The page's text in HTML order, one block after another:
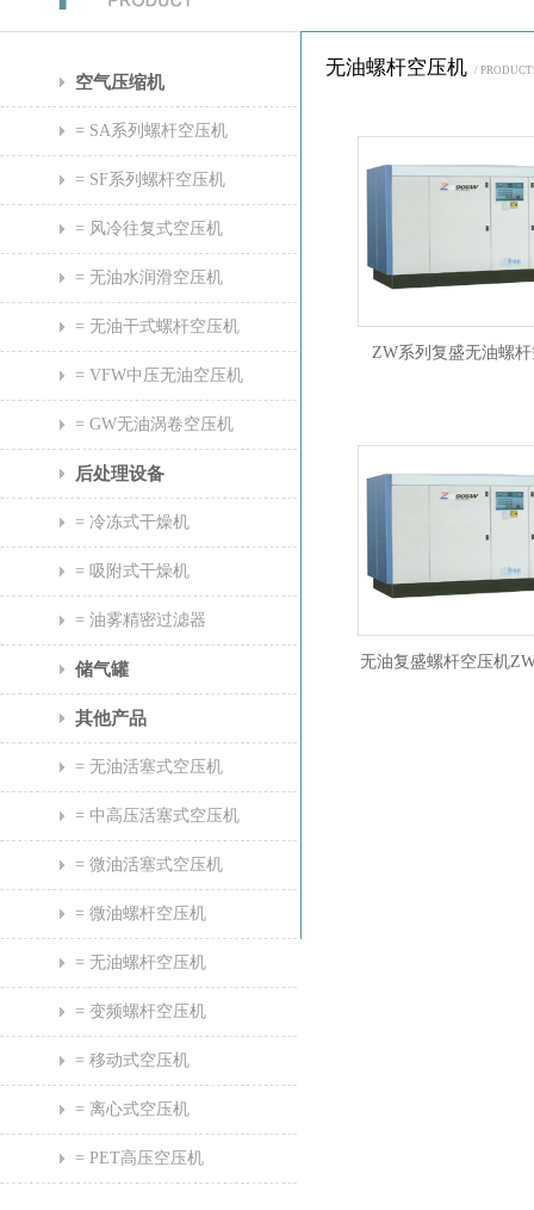
空气压缩机
= SA系列螺杆空压机
= SF系列螺杆空压机
= 风冷往复式空压机
= 无油水润滑空压机
= 无油干式螺杆空压机
= VFW中压无油空压机
= GW无油涡卷空压机
后处理设备
= 冷冻式干燥机
= 吸附式干燥机
= 油雾精密过滤器
储气罐
其他产品
= 无油活塞式空压机
= 中高压活塞式空压机
= 微油活塞式空压机
= 微油螺杆空压机
= 无油螺杆空压机
= 变频螺杆空压机
= 移动式空压机
= 离心式空压机
= PET高压空压机
无油螺杆空压机 /
ZW系列复盛无油螺
无油复盛螺杆空压机